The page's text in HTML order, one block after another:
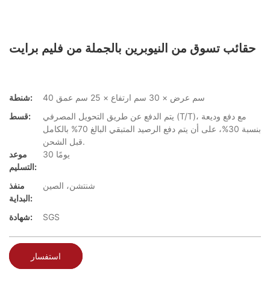
حقائب تسوق من النيوبرين بالجملة من فليم برايت
شنطة:
40 سم عرض × 30 سم ارتفاع × 25 سم عمق
قسط:
يتم الدفع عن طريق التحويل المصرفي (T/T)، مع دفع وديعة
بنسبة 30%، على أن يتم دفع الرصيد المتبقي البالغ 70% بالكامل
قبل الشحن.
موعد
التسليم:
30 يومًا
منفذ
البداية:
شنتشن، الصين
شهادة: SGS
استفسار